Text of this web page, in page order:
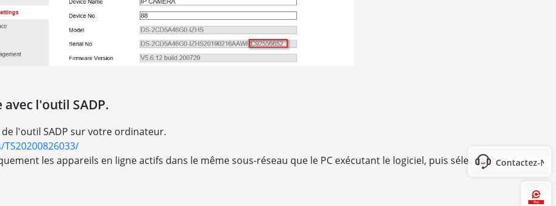
l'outil SADP.
l'outil SADP sur votre ordinateur.
les appareils en ligne actifs dans le même sous-réseau que le PC exécutant le logiciel, puis sélectionnezContactez-